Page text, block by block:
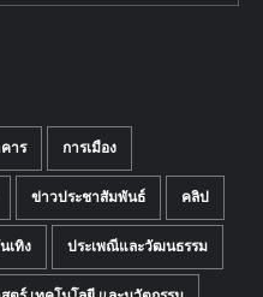
าร การเมือง
ข่าวประชาสัมพันธ์ คลิป
เทิง ประเพณีและวัฒนธรรม